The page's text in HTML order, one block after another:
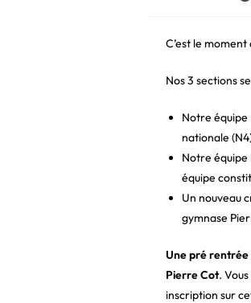
C’est le
Nos 3 sections
Notre
nationale
Notre
équipe
Un nouveau
gymnase
Une pré rentrée
Pierre Cot.
inscription sur